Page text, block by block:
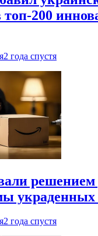
200
2 года спустя
решением
2 года спустя